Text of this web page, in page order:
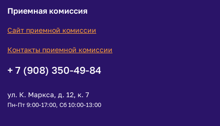
Приемная комиссия
Сайт приемной комиссии
Контакты приемной комиссии
+ 7 (908) 350-49-84
ул. К. Маркса, д. 12, к. 7
Пн-Пт 9:00-17:00, Сб 10:00-13:00